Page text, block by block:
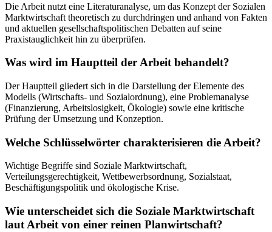
Die Arbeit nutzt eine Literaturanalyse, um das Konzept der Sozialen
Marktwirtschaft theoretisch zu durchdringen und anhand von Fakten
und aktuellen gesellschaftspolitischen Debatten auf seine
Praxistauglichkeit hin zu überprüfen.
Was wird im Hauptteil der Arbeit behandelt?
Der Hauptteil gliedert sich in die Darstellung der Elemente des
Modells (Wirtschafts- und Sozialordnung), eine Problemanalyse
(Finanzierung, Arbeitslosigkeit, Ökologie) sowie eine kritische
Prüfung der Umsetzung und Konzeption.
Welche Schlüsselwörter charakterisieren die Arbeit?
Wichtige Begriffe sind Soziale Marktwirtschaft,
Verteilungsgerechtigkeit, Wettbewerbsordnung, Sozialstaat,
Beschäftigungspolitik und ökologische Krise.
Wie unterscheidet sich die Soziale Marktwirtschaft
laut Arbeit von einer reinen Planwirtschaft?